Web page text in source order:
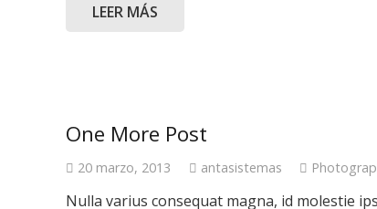
LEER MÁS
One More Post
20 marzo, 2013 antasistemas
Nulla varius consequat magna, id molestie